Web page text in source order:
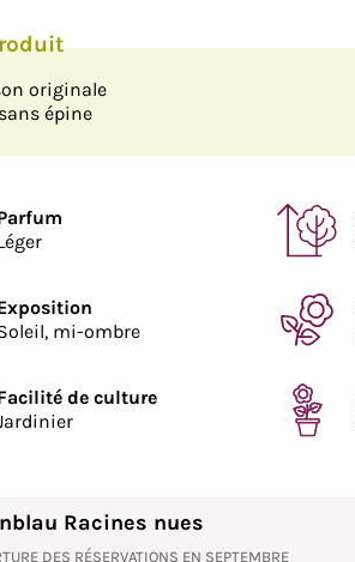
originale
épine
mi-ombre
de culture
Racines nues
DES RÉSERVATIONS EN SEPTEMBRE